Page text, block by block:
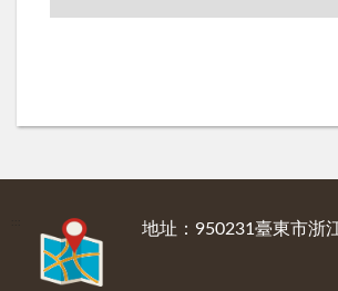
地址：950231臺東市浙